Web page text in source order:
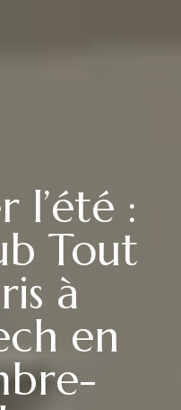
l’été :
Tout
à
en